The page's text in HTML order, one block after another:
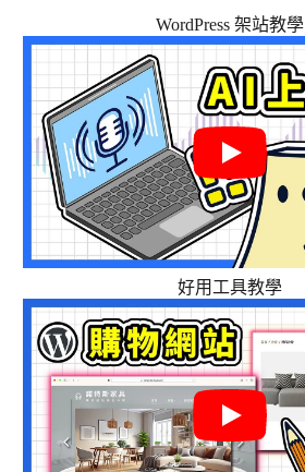
WordPress 架站教學
好用工具教學